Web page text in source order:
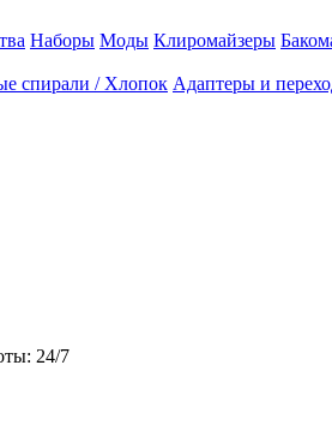
Наборы Моды Клиромайзеры
спирали / Хлопок Адаптеры и
24/7